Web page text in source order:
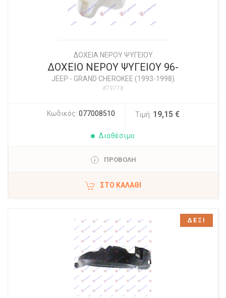
ΔΟΧΕΙΑ ΝΕΡΟΥ ΨΥΓΕΙΟΥ
ΔΟΧΕΙΟ ΝΕΡΟΥ ΨΥΓΕΙΟΥ 96-
JEEP - GRAND CHEROKEE (1993-1998)
#79778
Κωδικός: 077008510 Τιμή: 19,15 €
Διαθέσιμο
ΠΡΟΒΟΛΗ
ΣΤΟ ΚΑΛΆΘΙ
ΔΕΞΙ